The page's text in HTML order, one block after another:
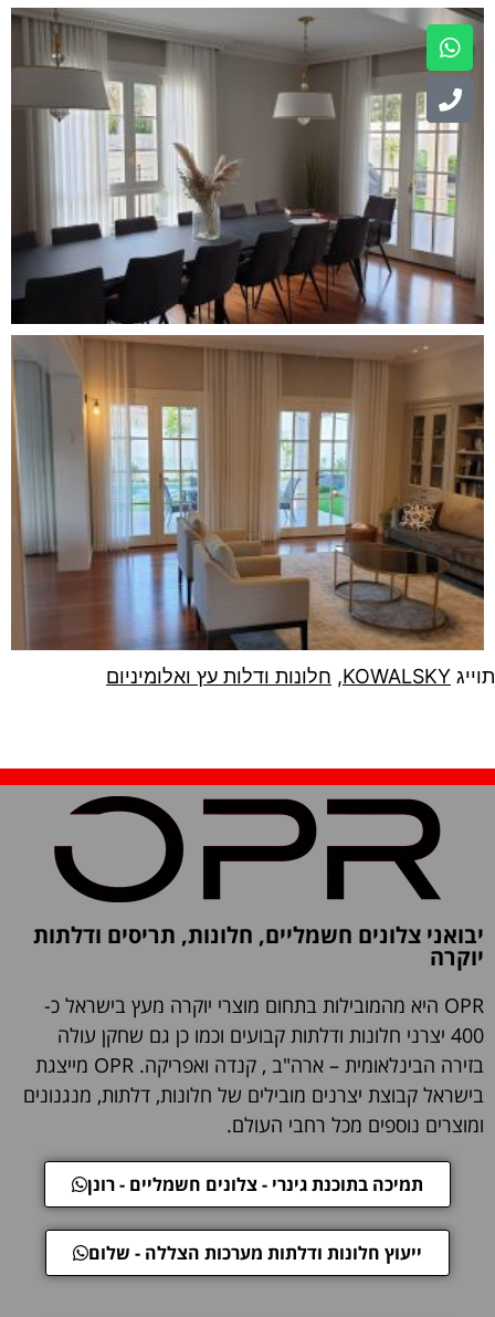
תוייג KOWALSKY
, חלונות ודלות עץ ואלומיניום
יבואני צלונים חשמליים, חלונות, תריסים ודלתות
יוקרה
OPR היא מהמובילות בתחום מוצרי יוקרה מעץ בישראל כ-
400 יצרני חלונות ודלתות קבועים וכמו כן גם שחקן עולה
בזירה הבינלאומית – ארה"ב , קנדה ואפריקה. OPR מייצגת
בישראל קבוצת יצרנים מובילים של חלונות, דלתות, מנגנונים
ומוצרים נוספים מכל רחבי העולם.
תמיכה בתוכנת גינרי - צלונים חשמליים - רונן
ייעוץ חלונות ודלתות מערכות הצללה - שלום